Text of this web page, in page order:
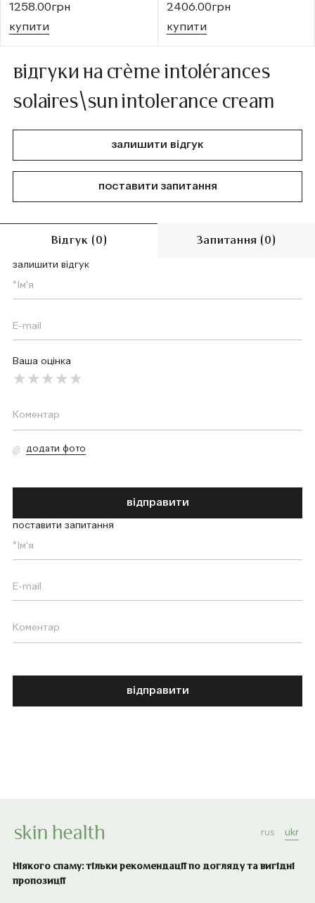
1258.00грн
купити
2406.00грн
купити
відгуки на crème intolérances
solaires\sun intolerance cream
залишити відгук
поставити запитання
Відгук (0) Запитання (0)
залишити відгук
Ваша оцінка
додати фото
відправити
поставити запитання
відправити
rus ukr
Ніякого спаму: тільки рекомендації по догляду та вигідні
пропозиції